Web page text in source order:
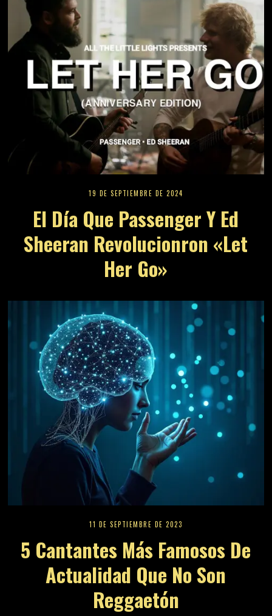
19 DE SEPTIEMBRE DE 2024
El Día Que Passenger Y Ed
Sheeran Revolucionron «Let
Her Go»
11 DE SEPTIEMBRE DE 2023
5 Cantantes Más Famosos De
Actualidad Que No Son
Reggaetón